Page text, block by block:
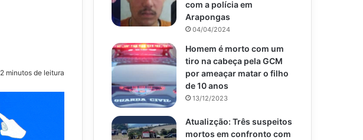
2 minutos de leitura
com a polícia em
Arapongas
04/04/2024
Homem é morto com um
tiro na cabeça pela GCM
por ameaçar matar o filho
de 10 anos
13/12/2023
Atualizção: Três suspeitos
mortos em confronto com